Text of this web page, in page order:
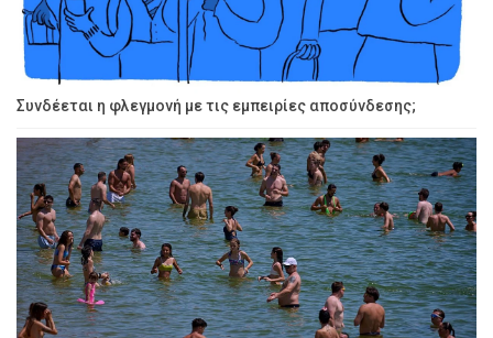
Συνδέεται η φλεγμονή με τις εμπειρίες αποσύνδεσης;